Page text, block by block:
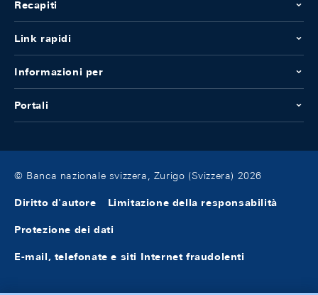
Recapiti
Link rapidi
Informazioni per
Portali
© Banca nazionale svizzera, Zurigo (Svizzera) 2026
Diritto d'autore Limitazione della responsabilità
Protezione dei dati
E-mail, telefonate e siti Internet fraudolenti